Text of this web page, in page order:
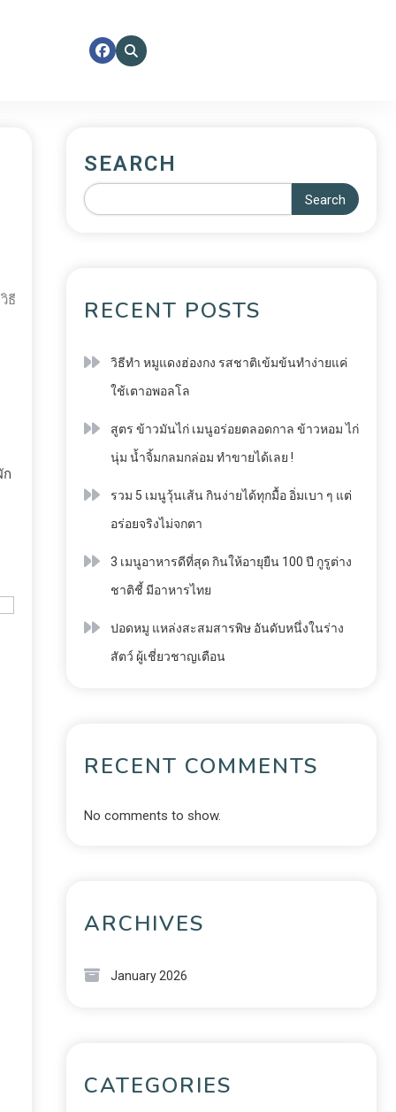
วิธี
ก
SEARCH
Search
RECENT POSTS
วิธีทำ หมูแดงฮ่องกง รสชาติเข้มข้นทำง่ายแค่
ใช้เตาอพอลโล
สูตร ข้าวมันไก่ เมนูอร่อยตลอดกาล ข้าวหอม ไก่
นุ่ม น้ำจิ้มกลมกล่อม ทำขายได้เลย !
รวม 5 เมนูวุ้นเส้น กินง่ายได้ทุกมื้อ อิ่มเบา ๆ แต่
อร่อยจริงไม่จกตา
3 เมนูอาหารดีที่สุด กินให้อายุยืน 100 ปี กูรูต่าง
ชาติชี้ มีอาหารไทย
ปอดหมู แหล่งสะสมสารพิษ อันดับหนึ่งในร่าง
สัตว์ ผู้เชี่ยวชาญเตือน
RECENT COMMENTS
No comments to show.
ARCHIVES
January 2026
CATEGORIES